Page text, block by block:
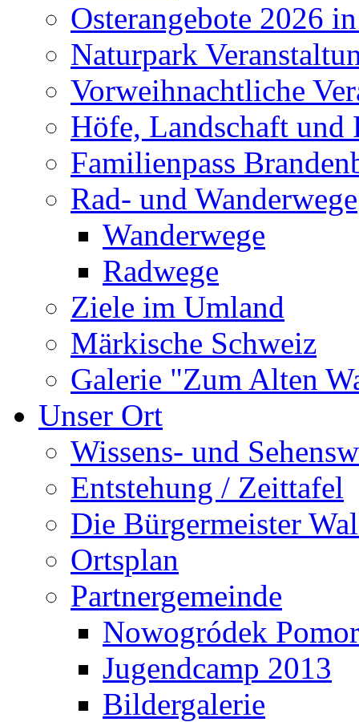
Osterangebote 2026
Naturpark
Vorweihnachtliche
Höfe, Landschaft und
Familienpass
Rad- und Wanderwege
Wanderwege
Radwege
Ziele im Umland
Märkische Schweiz
Galerie "Zum Alten
Unser Ort
Wissens- und
Entstehung / Zeittafel
Die Bürgermeister
Ortsplan
Partnergemeinde
Nowogródek
Jugendcamp 2013
Bildergalerie